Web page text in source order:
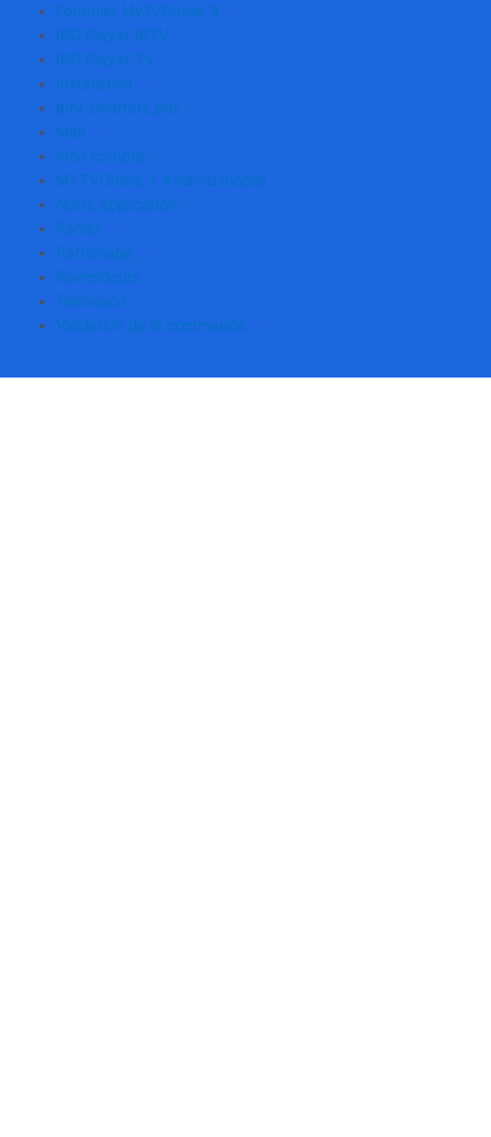
Formuler MyTvOnline 3
IBO Player IPTV
IBO Player TV
Installation
Iptv smarters pro
Mail
mon compte
MYTVOnline + Android mobile
Notre application
Panier
Parrainage
Revendeurs
Télévision
Validation de la commande